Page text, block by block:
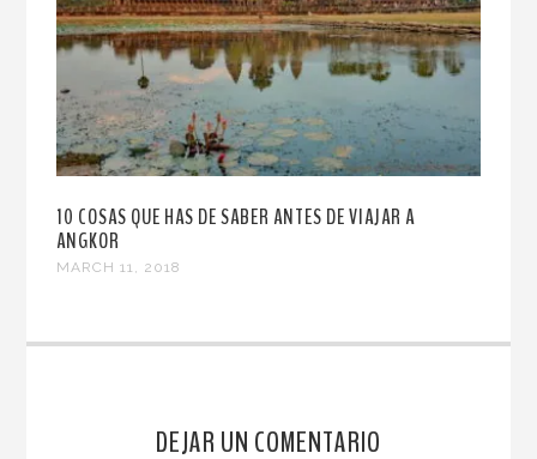
10 COSAS QUE HAS DE SABER ANTES DE VIAJAR A
ANGKOR
MARCH 11, 2018
DEJAR UN COMENTARIO